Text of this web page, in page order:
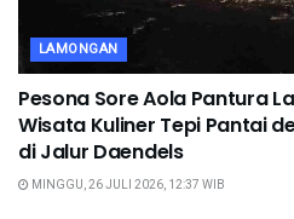
LAMONGAN
Pesona Sore Aola Pantura
Wisata Kuliner Tepi Pantai
di Jalur Daendels
MINGGU, 26 JULI 2026, 12:37 WIB